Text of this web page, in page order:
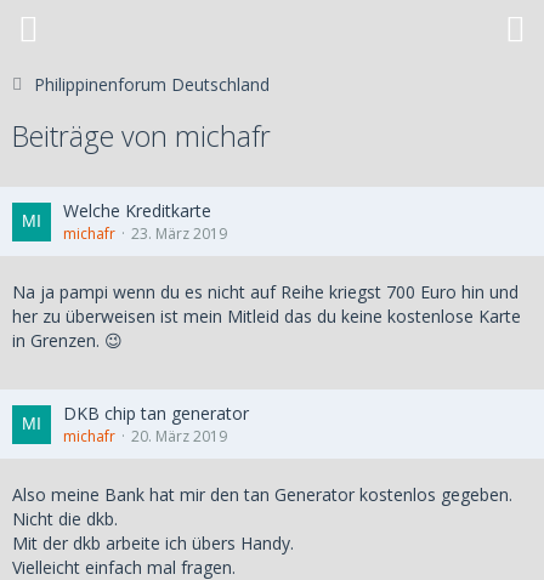
Philippinenforum Deutschland
Beiträge von michafr
Welche Kreditkarte
michafr 23. März 2019
Na ja pampi wenn du es nicht auf Reihe kriegst 700 Euro hin und
her zu überweisen ist mein Mitleid das du keine kostenlose Karte
in Grenzen. 😉
DKB chip tan generator
michafr 20. März 2019
Also meine Bank hat mir den tan Generator kostenlos gegeben.
Nicht die dkb.
Mit der dkb arbeite ich übers Handy.
Vielleicht einfach mal fragen.